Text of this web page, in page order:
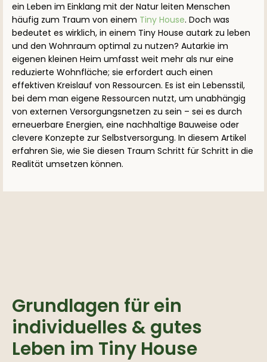
ein Leben im Einklang mit der Natur leiten Menschen
häufig zum Traum von einem Tiny House. Doch was
bedeutet es wirklich, in einem Tiny House autark zu leben
und den Wohnraum optimal zu nutzen? Autarkie im
eigenen kleinen Heim umfasst weit mehr als nur eine
reduzierte Wohnfläche; sie erfordert auch einen
effektiven Kreislauf von Ressourcen. Es ist ein Lebensstil,
bei dem man eigene Ressourcen nutzt, um unabhängig
von externen Versorgungsnetzen zu sein – sei es durch
erneuerbare Energien, eine nachhaltige Bauweise oder
clevere Konzepte zur Selbstversorgung. In diesem Artikel
erfahren Sie, wie Sie diesen Traum Schritt für Schritt in die
Realität umsetzen können.
Grundlagen für ein
individuelles & gutes
Leben im Tiny House